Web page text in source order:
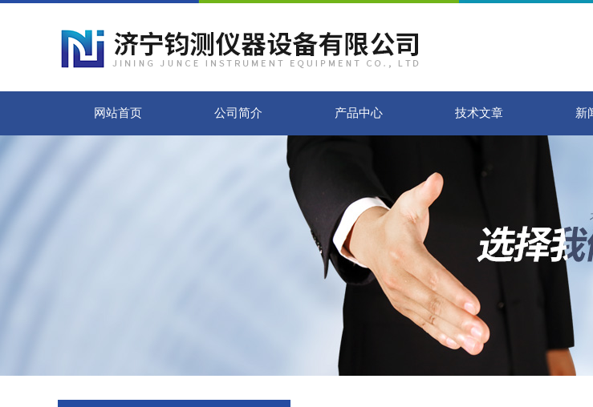
网站首页 公司简介 产品中心 技术文章 新